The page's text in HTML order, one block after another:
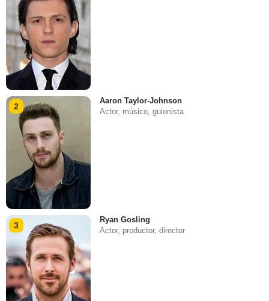
2
Aaron Taylor-Johnson
Actor, músico, guionista
3
Ryan Gosling
Actor, productor, director